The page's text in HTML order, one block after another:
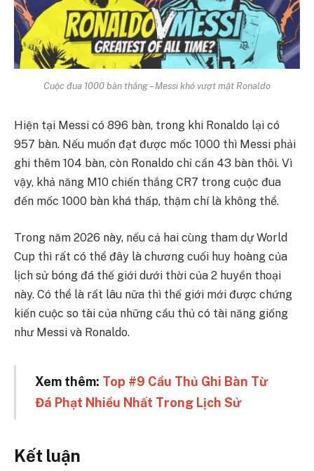
Cuộc đua 1000 bàn thắng – Messi khó vượt mặt Ronaldo
Hiện tại Messi có 896 bàn, trong khi Ronaldo lại có
957 bàn. Nếu muốn đạt được mốc 1000 thì Messi phải
ghi thêm 104 bàn, còn Ronaldo chỉ cần 43 bàn thôi. Vì
vậy, khả năng M10 chiến thắng CR7 trong cuộc đua
đến mốc 1000 bàn khá thấp, thậm chí là không thể.
Trong năm 2026 này, nếu cả hai cùng tham dự World
Cup thì rất có thể đây là chương cuối huy hoàng của
lịch sử bóng đá thế giới dưới thời của 2 huyền thoại
này. Có thể là rất lâu nữa thì thế giới mới được chứng
kiến cuộc so tài của những cầu thủ có tài năng giống
như Messi và Ronaldo.
Xem thêm: Top #9 Cầu Thủ Ghi Bàn Từ
Đá Phạt Nhiều Nhất Trong Lịch Sử
Kết luận